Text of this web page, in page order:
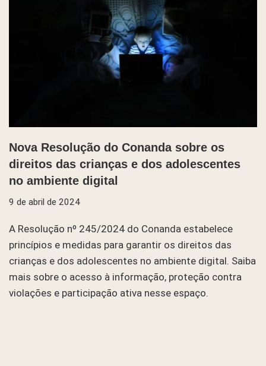
Nova Resolução do Conanda sobre os
direitos das crianças e dos adolescentes
no ambiente digital
9 de abril de 2024
A Resolução nº 245/2024 do Conanda estabelece
princípios e medidas para garantir os direitos das
crianças e dos adolescentes no ambiente digital. Saiba
mais sobre o acesso à informação, proteção contra
violações e participação ativa nesse espaço.